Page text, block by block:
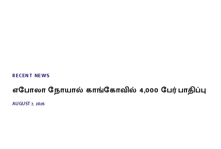
RECENT NEWS
எபோலா நோயால் காங்கோவில் 4,000 பேர் பாதிப்பு
AUGUST 7, 2026